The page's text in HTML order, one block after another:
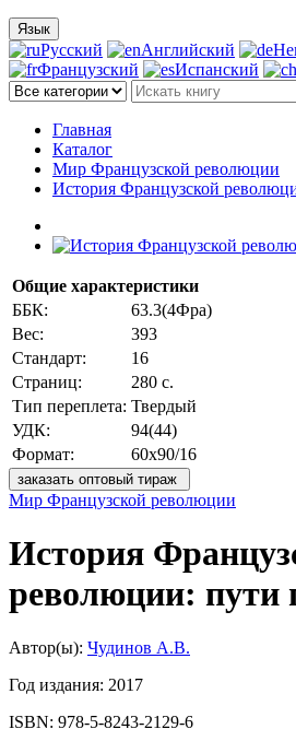
Язык
Русский Английский
Французский
Испанский
Главная
Каталог
Мир Французской революции
История Французской
Общие характеристики
ББК:
63.3(4Фра)
Вес:
393
Стандарт:
16
Страниц:
280 с.
Тип переплета: Твердый
УДК:
94(44)
Формат:
60х90/16
заказать оптовый тираж
Мир Французской революции
История
революции: пути
Автор(ы): Чудинов А.В.
Год издания: 2017
ISBN: 978-5-8243-2129-6